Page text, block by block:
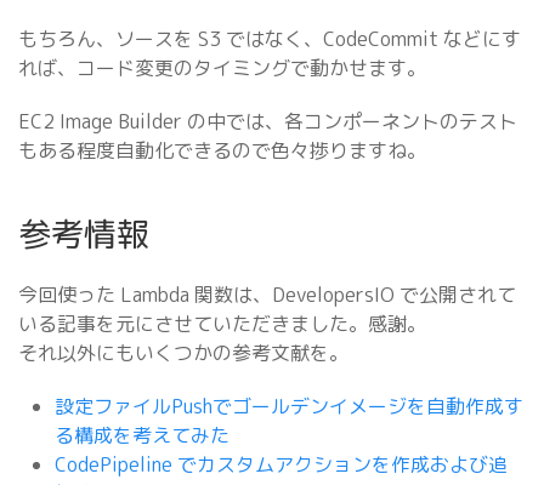
もちろん、ソースを S3 ではなく、CodeCommit などにす
れば、コード変更のタイミングで動かせます。
EC2 Image Builder の中では、各コンポーネントのテスト
もある程度自動化できるので色々捗りますね。
参考情報
今回使った Lambda 関数は、DevelopersIO で公開されて
いる記事を元にさせていただきました。感謝。
それ以外にもいくつかの参考文献を。
設定ファイルPushでゴールデンイメージを自動作成す
る構成を考えてみた
CodePipeline でカスタムアクションを作成および追